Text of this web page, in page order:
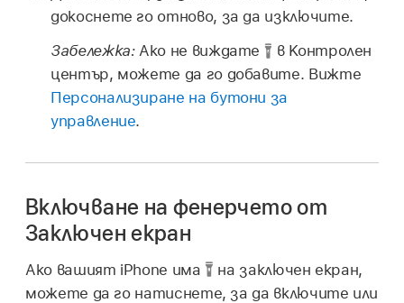
докоснете го отново, за да изключите.
Забележка:Ако не виждате
в Контролен
център, можете да го добавите. Вижте
Персонализиране на бутони за
управление.
Включване на фенерчето от
Заключен екран
Ако вашият iPhone има
на заключен екран,
можете да го натиснете, за да включите или